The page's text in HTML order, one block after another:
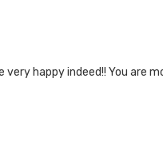
very happy indeed!! You are